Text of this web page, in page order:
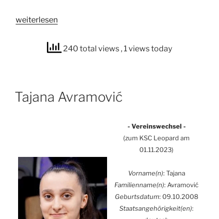
„Mari­
wei­ter­le­sen
240 total views , 1 views today
Taja­na Avra­mo­vić
- Ver­eins­wech­sel -
(zum KSC Leo­pard am
01.11.2023)
Vorname(n): Taja­na
Familienname(n): Avra­mo­vić
Geburts­da­tum: 09.10.2008
Staatsangehörigkeit(en):